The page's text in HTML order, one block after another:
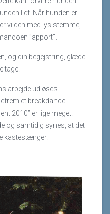
lidt. Når hunden er
vi den med lys stemme,
”apport”.
og din begejstring, glæde
tage.
arbejde udløses i
et breakdance
2010” er lige meget.
og samtidig synes, at det
kastestænger.